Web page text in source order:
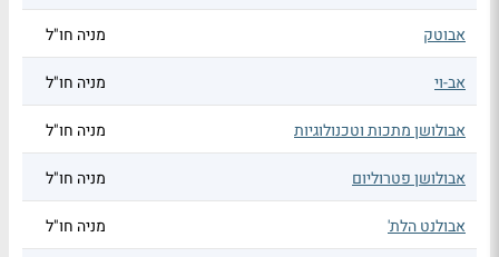
אבוטק מניה חו"ל
אב-וי מניה חו"ל
אבולושן מתכות וטכנולוגיות מניה חו"ל
אבולושן פטרוליום מניה חו"ל
אבולנט הלת' מניה חו"ל